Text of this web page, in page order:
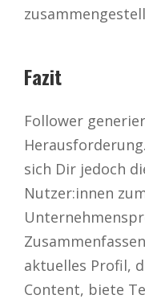
Fazit
Follower
sich Dir jedoch
Nutzer:innen
aktuelles Profil,
Content, biete